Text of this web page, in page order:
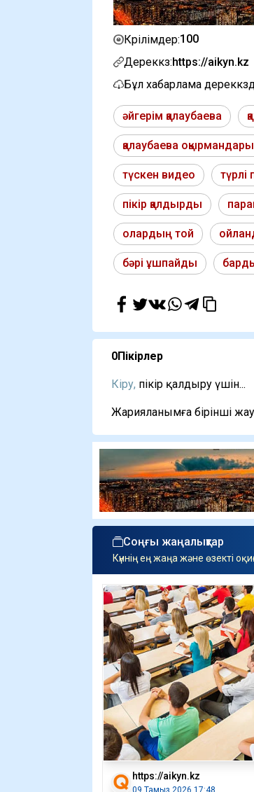
Көрілімдер:100
Дереккөз:https://aikyn.kz
Бұл хабарлама
әйгерім қалаубаева
қалаубаева
түскен видео түрлі
пікір қалдырды
олардың той
бәрі ұшпайды
0Пікірлер
Кіру, пікір қалдыру үшін...
Жарияланымға бірінші
Соңғы жаңалықтар
Күннің ең жаңа және өзекті
https://aikyn.kz